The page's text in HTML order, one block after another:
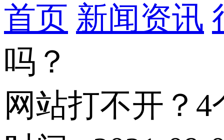
首页 新闻资讯
吗？
网站打不开？